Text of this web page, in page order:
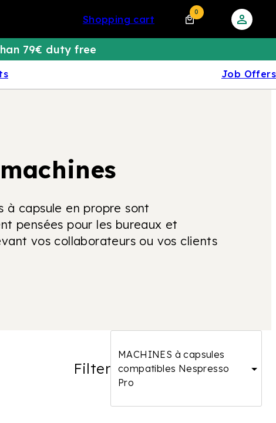
shopping cart
0
79€ duty free
Job Offers
à capsule en propre sont
pensées pour les bureaux et
vos collaborateurs ou vos clients
Filter
MACHINES à capsules
compatibles Nespresso
Pro